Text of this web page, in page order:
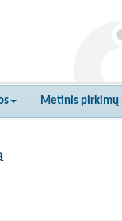
Metinis pirkimų